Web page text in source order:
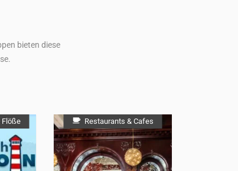
bieten diese
Restaurants & Cafes